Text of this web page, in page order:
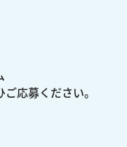
応募ください。